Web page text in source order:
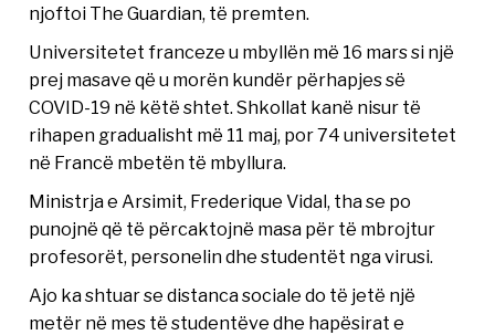
njoftoi The Guardian, të premten.
Universitetet franceze u mbyllën më 16 mars si një
prej masave që u morën kundër përhapjes së
COVID-19 në këtë shtet. Shkollat kanë nisur të
rihapen gradualisht më 11 maj, por 74 universitetet
në Francë mbetën të mbyllura.
Ministrja e Arsimit, Frederique Vidal, tha se po
punojnë që të përcaktojnë masa për të mbrojtur
profesorët, personelin dhe studentët nga virusi.
Ajo ka shtuar se distanca sociale do të jetë një
metër në mes të studentëve dhe hapësirat e